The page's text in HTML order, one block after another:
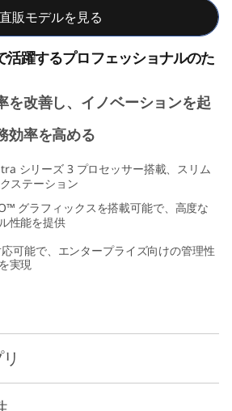
直販モデルを見る
活躍するプロフェッショナルのた
を改善し、イノベーションを起
効率を高める
シリーズ 3 プロセッサー搭載、スリム
ステーション
グラフィックスを搭載可能で、高度な
性能を提供
可能で、エンタープライズ向けの管理性
実現